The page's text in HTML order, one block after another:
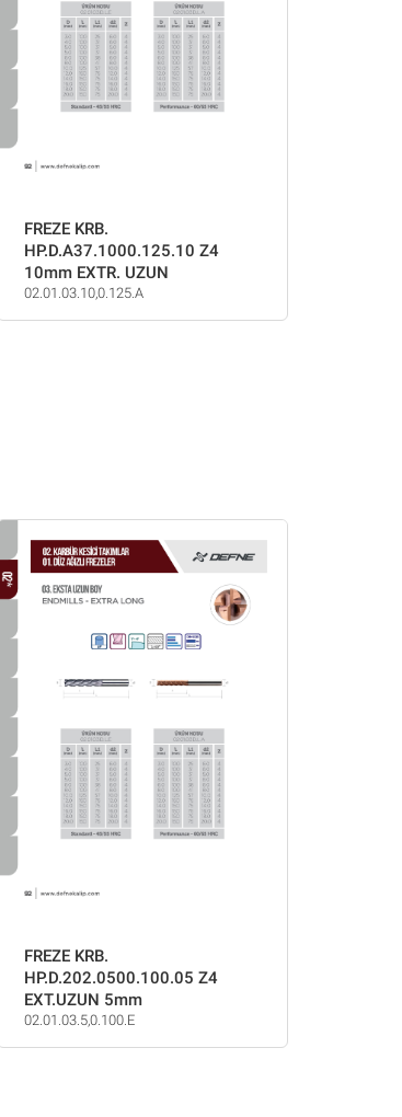
FREZE KRB.
HP.D.A37.1000.125.10 Z4
10mm EXTR. UZUN
02.01.03.10,0.125.A
FREZE KRB.
HP.D.202.0500.100.05 Z4
EXT.UZUN 5mm
02.01.03.5,0.100.E